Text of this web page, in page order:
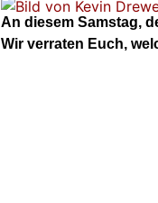
An diesem Samstag,
Wir verraten Euch,